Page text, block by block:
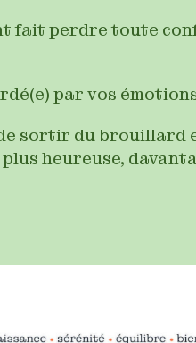
fait perdre toute
par vos
sortir du brouillard
heureuse,